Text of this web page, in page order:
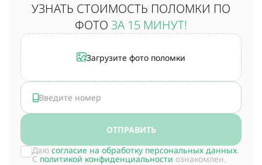
УЗНАТЬ СТОИМОСТЬ ПОЛОМКИ ПО
ФОТО ЗА 15 МИНУТ!
Загрузите фото поломки
ОТПРАВИТЬ
Даю согласие на обработку персональных данных.
С политикой конфиденциальности ознакомлен.